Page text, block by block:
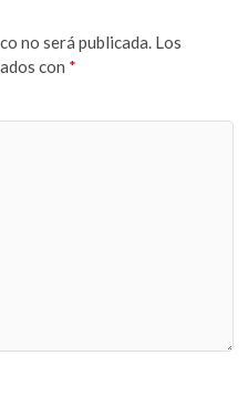
no será publicada. Los
con *